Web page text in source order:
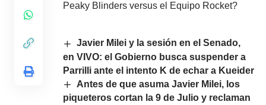
Peaky Blinders versus el Equipo Rocket?
Javier Milei y la sesión en el Senado,
en VIVO: el Gobierno busca suspender a
Parrilli ante el intento K de echar a Kueider
Antes de que asuma Javier Milei, los
piqueteros cortan la 9 de Julio y reclaman